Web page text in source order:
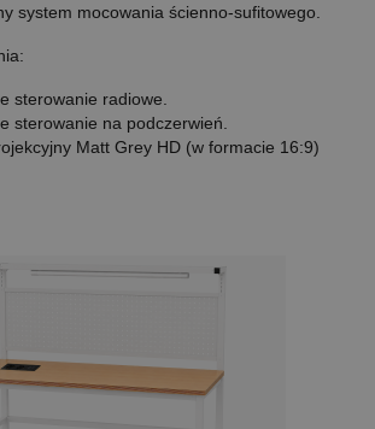
system mocowania ścienno-sufitowego.
sterowanie radiowe.
sterowanie na podczerwień.
Matt Grey HD (w formacie 16:9)